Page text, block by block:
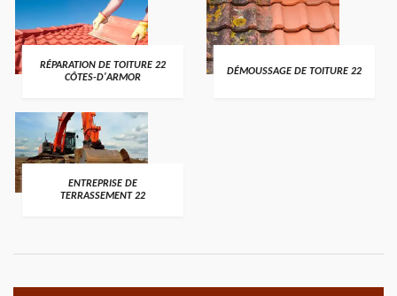
RÉPARATION DE TOITURE 22
CÔTES-D'ARMOR
DÉMOUSSAGE DE TOITURE 22
ENTREPRISE DE
TERRASSEMENT 22